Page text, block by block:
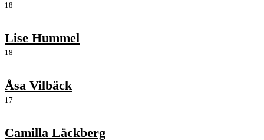
18
Lise Hummel
18
Åsa Vilbäck
17
Camilla Läckberg